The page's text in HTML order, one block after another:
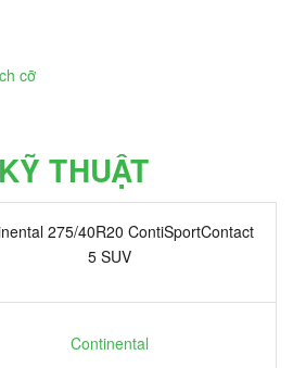
cỡ
THUẬT
275/40R20 ContiSportContact
5 SUV
Continental